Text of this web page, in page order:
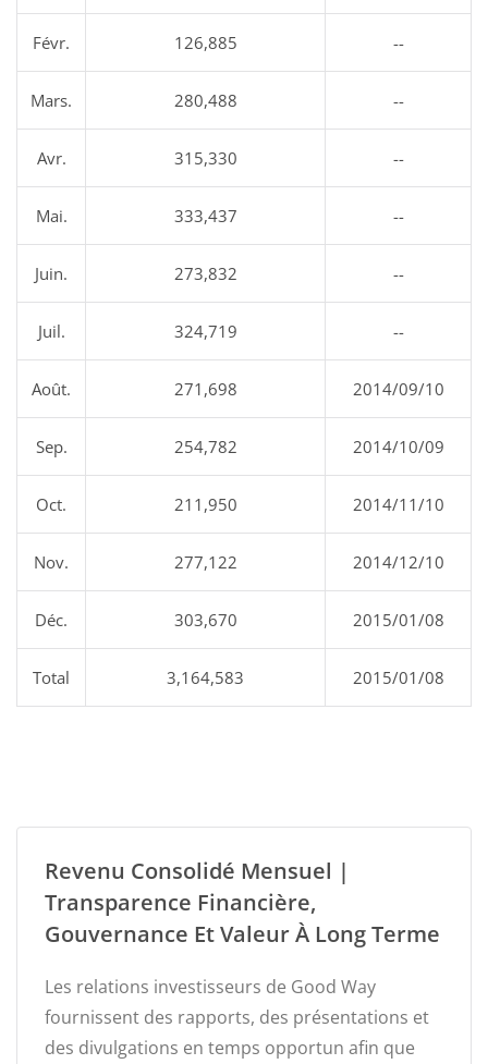
Févr. 126,885 --
Mars. 280,488 --
Avr. 315,330 --
Mai. 333,437 --
Juin. 273,832 --
Juil. 324,719 --
Août. 271,698 2014/09/10
Sep. 254,782 2014/10/09
Oct. 211,950 2014/11/10
Nov. 277,122 2014/12/10
Déc. 303,670 2015/01/08
Total 3,164,583 2015/01/08
Revenu Consolidé Mensuel |
Transparence Financière,
Gouvernance Et Valeur À Long Terme
Les relations investisseurs de Good Way
fournissent des rapports, des présentations et
des divulgations en temps opportun afin que